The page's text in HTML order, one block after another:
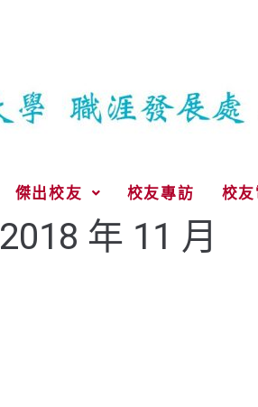
傑出校友 校友專訪 校
2018 年 11 月